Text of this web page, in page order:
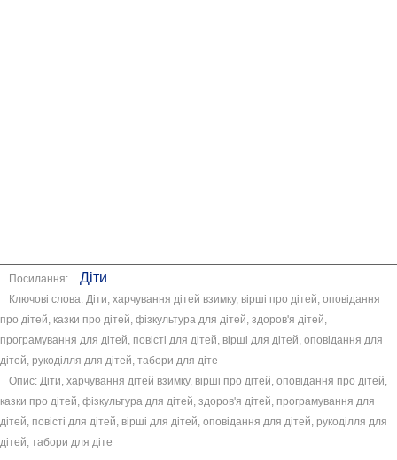
Посилання: Діти
Ключові слова: Діти, харчування дітей взимку, вірші про дітей, оповідання
про дітей, казки про дітей, фізкультура для дітей, здоров'я дітей,
програмування для дітей, повісті для дітей, вірші для дітей, оповідання для
дітей, рукоділля для дітей, табори для діте
Опис: Діти, харчування дітей взимку, вірші про дітей, оповідання про дітей,
казки про дітей, фізкультура для дітей, здоров'я дітей, програмування для
дітей, повісті для дітей, вірші для дітей, оповідання для дітей, рукоділля для
дітей, табори для діте